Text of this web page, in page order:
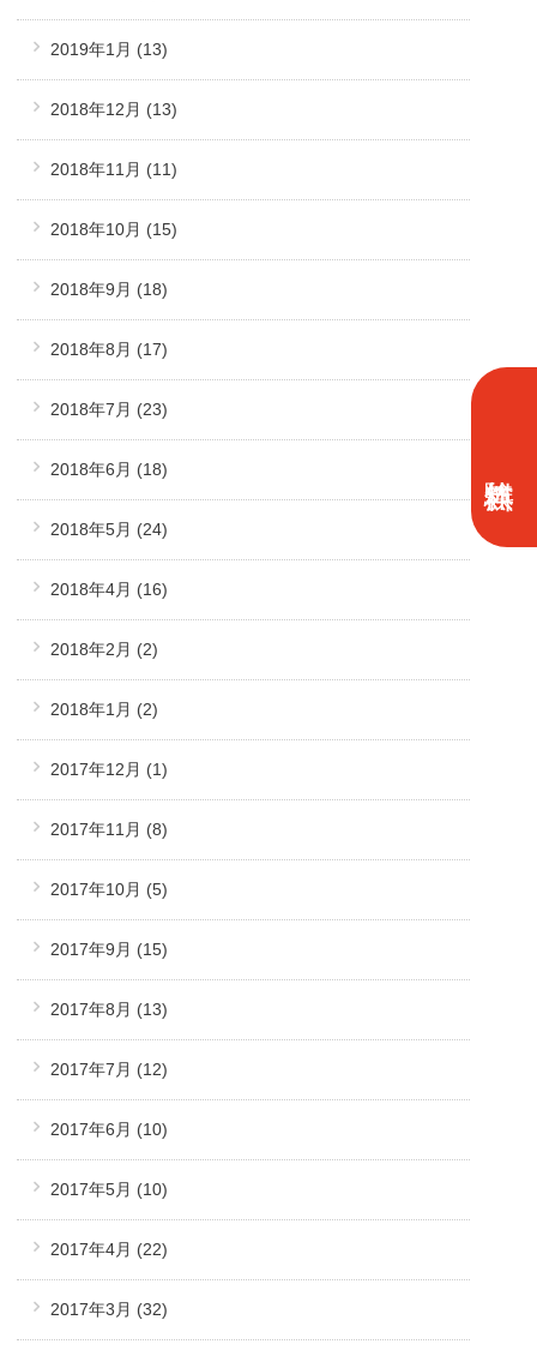
2019年1月 (13)
2018年12月 (13)
2018年11月 (11)
2018年10月 (15)
2018年9月 (18)
2018年8月 (17)
2018年7月 (23)
2018年6月 (18)
2018年5月 (24)
2018年4月 (16)
2018年2月 (2)
2018年1月 (2)
2017年12月 (1)
2017年11月 (8)
2017年10月 (5)
2017年9月 (15)
2017年8月 (13)
2017年7月 (12)
2017年6月 (10)
2017年5月 (10)
2017年4月 (22)
2017年3月 (32)